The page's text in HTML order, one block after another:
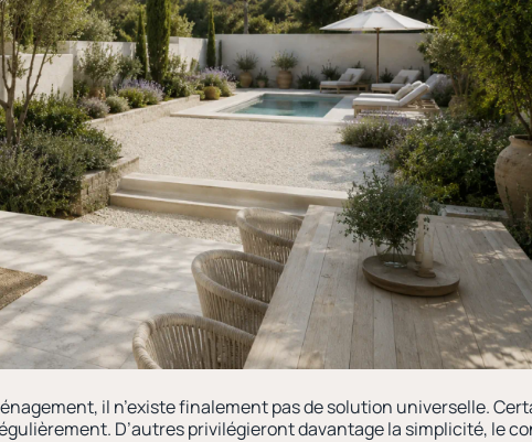
il n’existe finalement pas de solution universelle.
D’autres privilégieront davantage la simplicité, le